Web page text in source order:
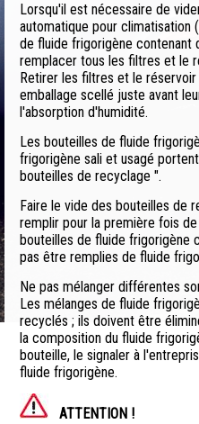
Lorsqu'il est nécessaire de
automatique pour climatisation
de fluide frigorigène contenant
remplacer tous les filtres et le
Retirer les filtres et le
emballage scellé juste avant
l'absorption d'humidité.
Les bouteilles de fluide
frigorigène sali et usagé
bouteilles de recyclage ".
Faire le vide des bouteilles de
remplir pour la première fois
bouteilles de fluide frigorigène
pas être remplies de fluide
Ne pas mélanger différentes
Les mélanges de fluide
recyclés ; ils doivent être
la composition du fluide
bouteille, le signaler à
fluide frigorigène.
ATTENTION !